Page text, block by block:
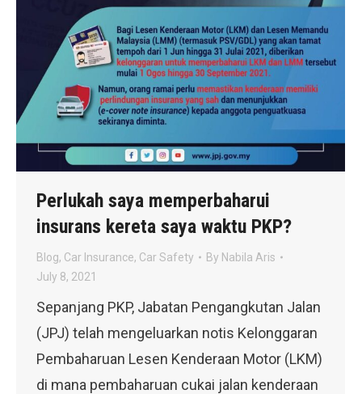
Perlukah saya memperbaharui
insurans kereta saya waktu PKP?
Blog, Car Insurance, Car Safety By Nabila Aris
July 8, 2021
Sepanjang PKP, Jabatan Pengangkutan Jalan
(JPJ) telah mengeluarkan notis Kelonggaran
Pembaharuan Lesen Kenderaan Motor (LKM)
di mana pembaharuan cukai jalan kenderaan